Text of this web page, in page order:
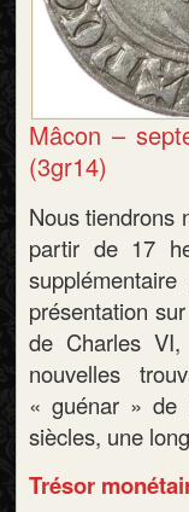
Mâcon –
(3gr14)
Nous tiendrons
partir de 17
présentation
de Charles
nouvelles
« guénar » de
siècles, une
Trésor